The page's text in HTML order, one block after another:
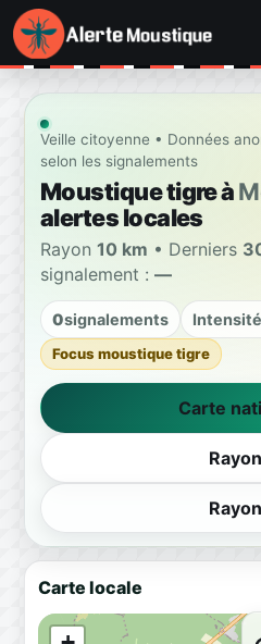
Veille citoyenne • Données
selon les signalements
Moustique tigre à
alertes locales
Rayon 10 km • Derniers
signalement : —
0signalements
Focus moustique tigre
Carte
Carte locale